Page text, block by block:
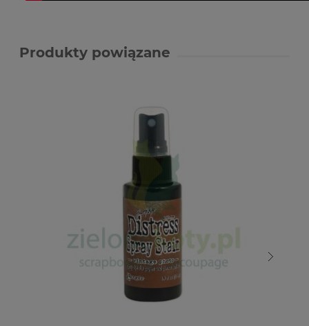
Produkty powiązane